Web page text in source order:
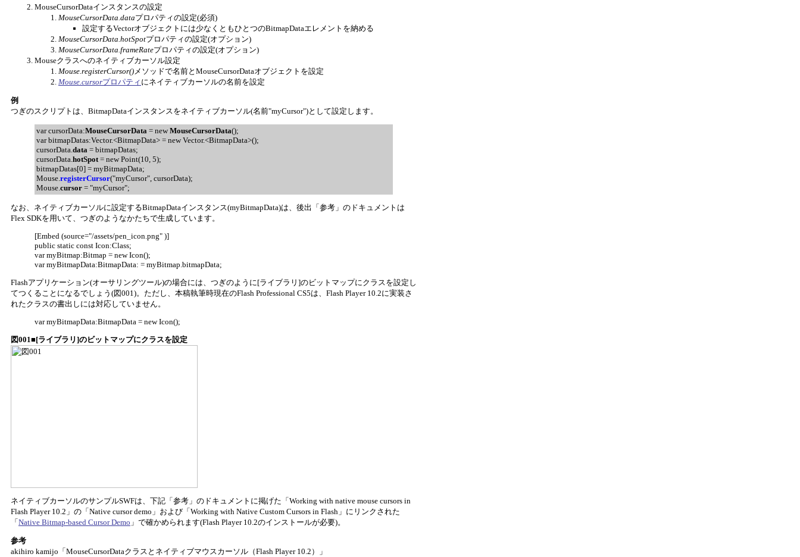
MouseCursorDataインスタンスの設定
MouseCursorData.dataプロパティの設定(必須)
設定するVectorオブジェクトには少なくともひとつのBitmapDataエレメントを納める
MouseCursorData.hotSpotプロパティの設定(オプション)
MouseCursorData.frameRateプロパティの設定(オプション)
Mouseクラスへのネイティブカーソル設定
Mouse.registerCursor()メソッドで名前とMouseCursorDataオブジェクトを設定
Mouse.cursorプロパティ にネイティブカーソルの名前を設定
例
つぎのスクリプトは、BitmapDataインスタンスをネイティブカーソル(名前"myCursor")として設定します。
var cursorData:MouseCursorData = newMouseCursorData();
var bitmapDatas:Vector.<BitmapData> = new Vector.<BitmapData>();
cursorData.data = bitmapDatas;
cursorData.hotSpot= new Point(10, 5);
bitmapDatas[0] = myBitmapData;
Mouse.registerCursor("myCursor", cursorData);
Mouse.cursor = "myCursor";
なお、ネイティブカーソルに設定するBitmapDataインスタンス(myBitmapData)は、後出「参考」のドキュメントは
Flex SDKを用いて、つぎのようなかたちで生成しています。
[Embed (source="/assets/pen_icon.png" )]
public static const Icon:Class;
var myBitmap:Bitmap = new Icon();
var myBitmapData:BitmapData: = myBitmap.bitmapData;
Flashアプリケーション(オーサリングツール)の場合には、つぎのように[ライブラリ]のビットマップにクラスを設定し
てつくることになるでしょう(図001)。ただし、本稿執筆時現在のFlash Professional CS5は、Flash Player 10.2に実装さ
れたクラスの書出しには対応していません。
var myBitmapData:BitmapData = new Icon();
図001■[ライブラリ]のビットマップにクラスを設定
ネイティブカーソルのサンプルSWFは、下記「参考」のドキュメントに掲げた「Working with native mouse cursors in
Flash Player 10.2」の「Native cursor demo」および「Working with Native Custom Cursors in Flash」にリンクされた
「 Native Bitmap-based Cursor Demo 」で確かめられます(Flash Player 10.2のインストールが必要)。
参考
akihiro kamijo「MouseCursorDataクラスとネイティブマウスカーソル（Flash Player 10.2）」